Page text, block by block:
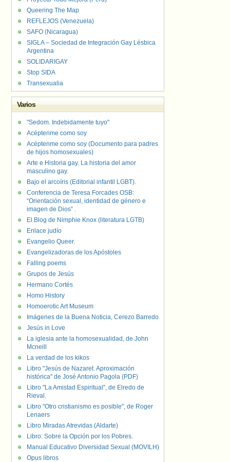
Queering The Map
REFLEJOS (Venezuela)
SAFO (Nicaragua)
SIGLA – Sociedad de Integración Gay Lésbica
Argentina
SOLIDARIGAY
Stop SIDA
Transexualia
Varios
"Sedom. Indebidamente tuyo"
Acéptenme como soy
Acéptenme como soy (Documento para padres
de hijos homosexuales)
Arte e Historia gay. La historia del amor
masculino gay.
Bajo el arcoíris (Editorial infantil LGBT).
Conferencia de Teresa Forcades OSB:
“Orientación sexual, identidad de género e
imagen de Dios” .
El Blog de Nimphie Knox (literatura LGTB)
Enlace judío
Evangelio Queer.
Evangelizadoras de los Apóstoles
Falling poems
Grupos de Jesús
Hermano Cortés
Homo History
Homoerotic Art Museum
Imágenes de la Buena Noticia, Cerezo Barredo
Jesús in Love
La iglesia ante la homosexualidad, de John
Mcneill
La verdad de los kikos
Libro "Jesús de Nazaret. Aproximación
histórica" de José Antonio Pagola (PDF)
Libro "La Amistad Espiritual", de Elredo de
Rieval.
Libro "Otro cristianismo es posible", de Roger
Lenaers
Libro Miradas Atrevidas (Aldarte)
Libro: Sobre la Opción por los Pobres.
Manual Educativo Diversidad Sexual (MOVILH)
Opus libros